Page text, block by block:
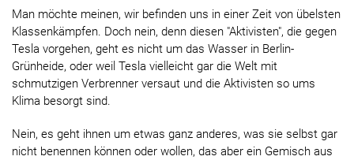
Man möchte meinen, wir befinden uns in einer Zeit von übelsten
Klassenkämpfen. Doch nein, denn diesen "Aktivisten", die gegen
Tesla vorgehen, geht es nicht um das Wasser in Berlin-
Grünheide, oder weil Tesla vielleicht gar die Welt mit
schmutzigen Verbrenner versaut und die Aktivisten so ums
Klima besorgt sind.
Nein, es geht ihnen um etwas ganz anderes, was sie selbst gar
nicht benennen können oder wollen, das aber ein Gemisch aus